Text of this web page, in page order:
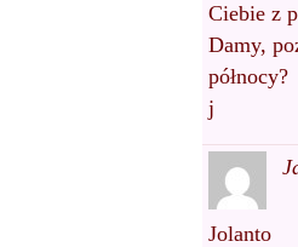
Ciebie z
Damy,
północy?
j
Jolanto